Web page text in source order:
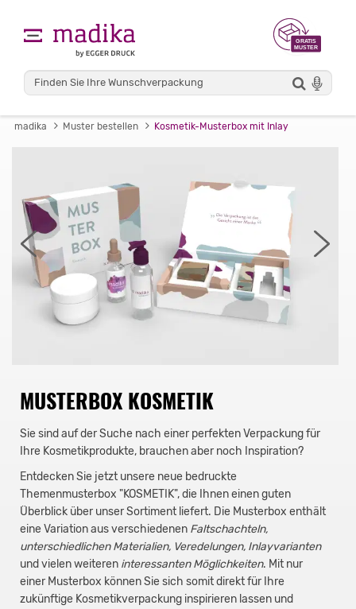
madika Muster bestellen Kosmetik-Musterbox mit Inlay
MUSTERBOX KOSMETIK
Sie sind auf der Suche nach einer perfekten Verpackung für
Ihre Kosmetikprodukte, brauchen aber noch Inspiration?
Entdecken Sie jetzt unsere neue bedruckte
Themenmusterbox "KOSMETIK", die Ihnen einen guten
Überblick über unser Sortiment liefert. Die Musterbox enthält
eine Variation aus verschiedenen Faltschachteln,
unterschiedlichen Materialien, Veredelungen, Inlayvarianten
und vielen weiteren interessanten Möglichkeiten. Mit nur
einer Musterbox können Sie sich somit direkt für Ihre
zukünftige Kosmetikverpackung inspirieren lassen und